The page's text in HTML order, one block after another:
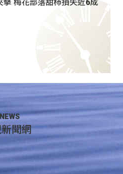
擊 梅花部落甜柿損失近6成
聞網